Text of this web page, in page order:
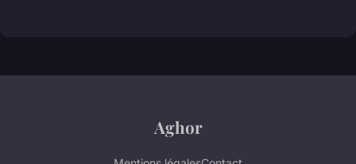
Aghor